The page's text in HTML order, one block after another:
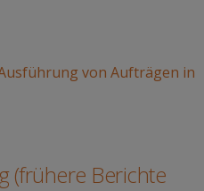
von Aufträgen in
(frühere Berichte